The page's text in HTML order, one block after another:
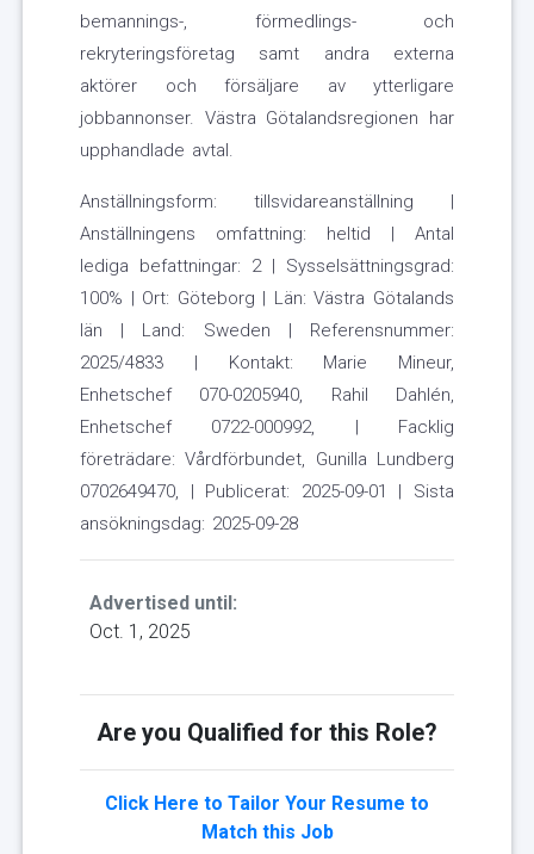
bemannings-, förmedlings- och
rekryteringsföretag samt andra externa
aktörer och försäljare av ytterligare
jobbannonser. Västra Götalandsregionen har
upphandlade avtal.
Anställningsform: tillsvidareanställning |
Anställningens omfattning: heltid | Antal
lediga befattningar: 2 | Sysselsättningsgrad:
100% | Ort: Göteborg | Län: Västra Götalands
län | Land: Sweden | Referensnummer:
2025/4833 | Kontakt: Marie Mineur,
Enhetschef 070-0205940, Rahil Dahlén,
Enhetschef 0722-000992, | Facklig
företrädare: Vårdförbundet, Gunilla Lundberg
0702649470, | Publicerat: 2025-09-01 | Sista
ansökningsdag: 2025-09-28
Advertised until:
Oct. 1, 2025
Are you Qualified for this Role?
Click Here to Tailor Your Resume to
Match this Job